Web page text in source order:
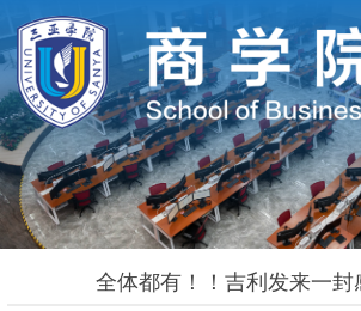
全体都有！！吉利发来一封